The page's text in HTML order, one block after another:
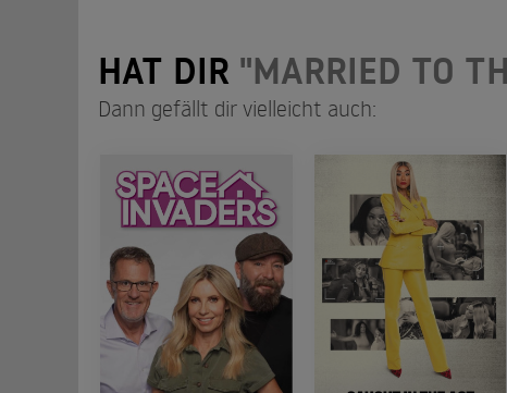
Fußballer. Erleben
Mit dabei sind
01 Was ihm
Wir lernen
02 Was in
Claudia ist
03
Die
Cat und
Nachrichten.
HAT DIR "MARRIED TO
Dann gefällt dir vielleicht auch: